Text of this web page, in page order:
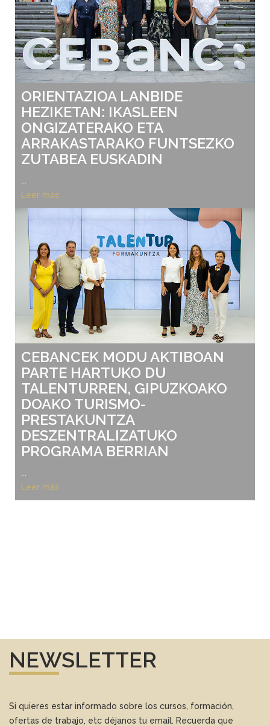
ORIENTAZIOA LANBIDE
HEZIKETAN: IKASLEEN
ONGIZATERAKO ETA
ARRAKASTARAKO FUNTSEZKO
ZUTABEA EUSKADIN
Leer más
CEBANCEK MODU AKTIBOAN
PARTE HARTUKO DU
TALENTURREN, GIPUZKOAKO
DOAKO TURISMO-
PRESTAKUNTZA
DESZENTRALIZATUKO
PROGRAMA BERRIAN
Leer más
NEWSLETTER
Si quieres estar informado sobre los cursos, formación,
ofertas de trabajo, etc déjanos tu email. Recuerda que